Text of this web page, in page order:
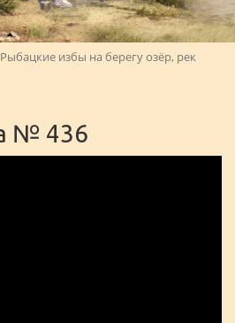
Рыбацкие избы на берегу озёр, рек
№ 436